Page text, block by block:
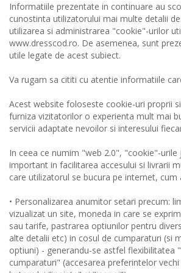
Informatiile prezentate in continuare au
cunostinta utilizatorului mai multe detalii
utilizarea si administrarea "cookie"-urilor
www.dresscod.ro. De asemenea, sunt
utile legate de acest subiect.
Va rugam sa cititi cu atentie informatiile
Acest website foloseste cookie-uri proprii
furniza vizitatorilor o experienta mult mai
servicii adaptate nevoilor si interesului
In ceea ce numim "web 2.0", "cookie"-urile
important in facilitarea accesului si livrarii
care utilizatorul se bucura pe internet, cum
• Personalizarea anumitor setari precum:
vizualizat un site, moneda in care se
sau tarife, pastrarea optiunilor pentru
alte detalii etc) in cosul de cumparaturi (si
optiuni) - generandu-se astfel flexibilitatea
cumparaturi" (accesarea preferintelor